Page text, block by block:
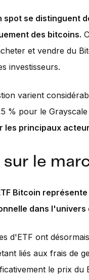
spot se distinguent
des bitcoins.
et vendre du
investisseurs.
varient
% pour le
les principaux
le
Bitcoin
dans l'univers
d'ETF ont
liés aux frais de
le prix du